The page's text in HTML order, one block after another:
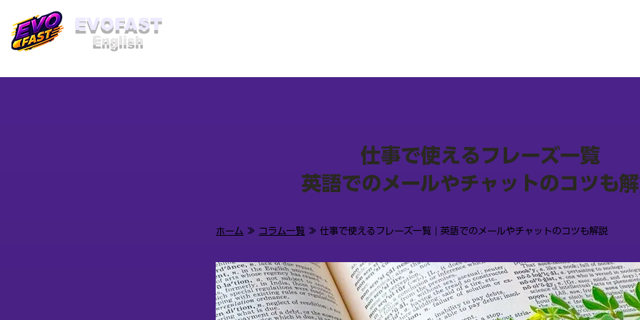
​EVOFAST
English
仕事で使えるフレーズ一覧
英語でのメールやチャットのコツも
ホーム ≫ コラム一覧 ≫ 仕事で使えるフレーズ一覧｜英語でのメールやチャットのコツも解説